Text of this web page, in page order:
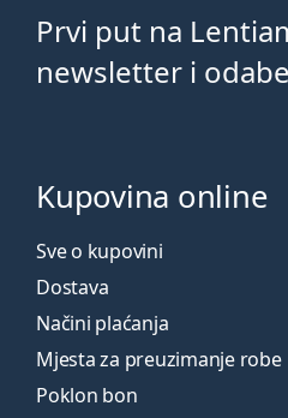
Prvi put na
newsletter i
Kupovina online
Sve o kupovini
Dostava
Načini plaćanja
Mjesta za preuzimanje robe
Poklon bon